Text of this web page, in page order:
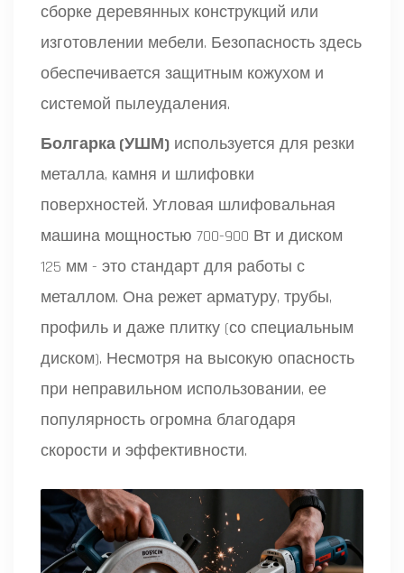
сборке деревянных конструкций или
изготовлении мебели. Безопасность здесь
обеспечивается защитным кожухом и
системой пылеудаления.
Болгарка (УШМ) используется для резки
металла, камня и шлифовки
поверхностей. Угловая шлифовальная
машина мощностью 700-900 Вт и диском
125 мм - это стандарт для работы с
металлом. Она режет арматуру, трубы,
профиль и даже плитку (со специальным
диском). Несмотря на высокую опасность
при неправильном использовании, ее
популярность огромна благодаря
скорости и эффективности.